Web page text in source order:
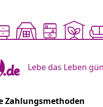
Lebe das Leben
Zahlungsmethoden